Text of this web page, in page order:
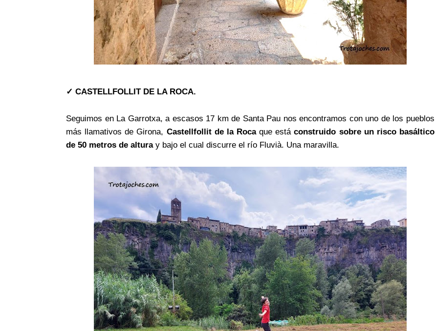
✓ CASTELLFOLLIT DE LA ROCA.
Seguimos en La Garrotxa, a escasos 17 km de Santa Pau nos encontramos con uno de los pueblos
más llamativos de Girona, Castellfollit de la Rocaque estáconstruido sobre un risco basáltico
de 50 metros de alturay bajo el cual discurre el río Fluvià. Una maravilla.